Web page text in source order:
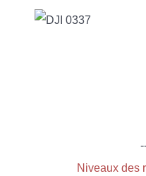
Niveaux des